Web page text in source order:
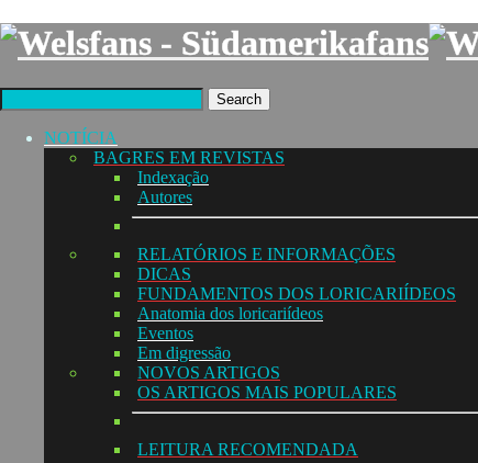
Search
NOTÍCIA
BAGRES EM REVISTAS
Indexação
Autores
RELATÓRIOS E INFORMAÇÕES
DICAS
FUNDAMENTOS DOS LORICARIÍDEOS
Anatomia dos loricariídeos
Eventos
Em digressão
NOVOS ARTIGOS
OS ARTIGOS MAIS POPULARES
LEITURA RECOMENDADA